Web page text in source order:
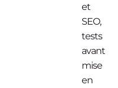
et
SEO,
tests
avant
mise
en